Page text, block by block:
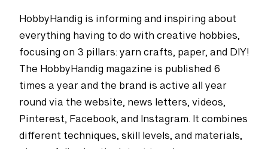
HobbyHandig is informing and inspiring about
everything having to do with creative hobbies,
focusing on 3 pillars: yarn crafts, paper, and DIY!
The HobbyHandig magazine is published 6
times a year and the brand is active all year
round via the website, news letters, videos,
Pinterest, Facebook, and Instagram. It combines
different techniques, skill levels, and materials,